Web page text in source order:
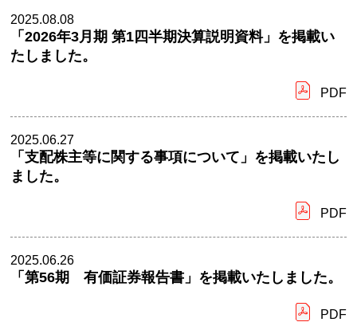
2025.08.08
「2026年3月期 第1四半期決算説明資料」を掲載い
たしました。
PDF
2025.06.27
「支配株主等に関する事項について」を掲載いたし
ました。
PDF
2025.06.26
「第56期 有価証券報告書」を掲載いたしました。
PDF